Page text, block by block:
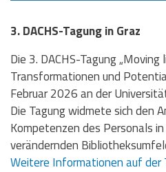
3. DACHS-Tagung in Graz
Die 3. DACHS-Tagung „Moving
Transformationen und
Februar 2026 an der
Die Tagung widmete sich den
Kompetenzen des Personals
verändernden
Weitere Informationen auf der